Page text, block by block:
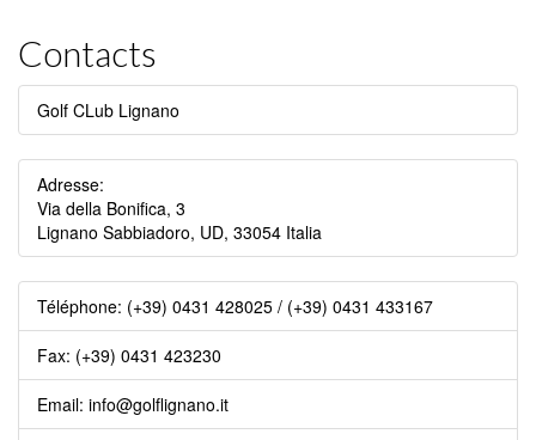
Contacts
Golf CLub Lignano
Adresse:
Via della Bonifica, 3
Lignano Sabbiadoro, UD, 33054 Italia
Téléphone: (+39) 0431 428025 / (+39) 0431 433167
Fax: (+39) 0431 423230
Email: info@golflignano.it